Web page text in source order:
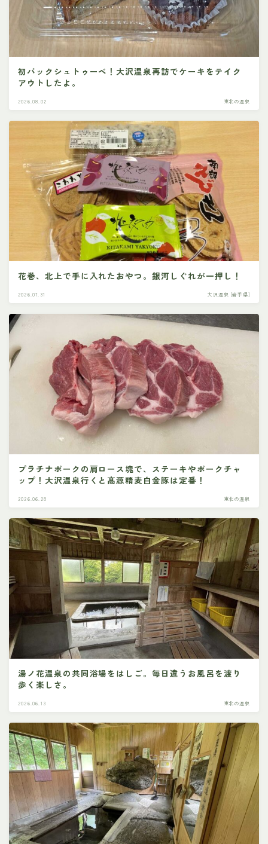
初バックシュトゥーベ！大沢温泉再訪でケーキをテイク
アウトしたよ。
2026.08.02 東北の温泉
花巻、北上で手に入れたおやつ。銀河しぐれが一押し！
2026.07.31 大沢温泉 [岩手県]
プラチナポークの肩ロース塊で、ステーキやポークチャ
ップ！大沢温泉行くと髙源精麦白金豚は定番！
2026.06.28 東北の温泉
湯ノ花温泉の共同浴場をはしご。毎日違うお風呂を渡り
歩く楽しさ。
2026.06.13 東北の温泉